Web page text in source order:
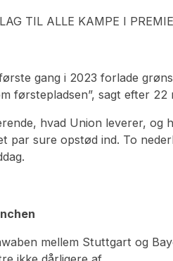
TIL ALLE KAMPE I
gang i 2023 forlade
førstepladsen”, sagt efter
hvad Union leverer, og
par sure opstød ind. To
mellem Stuttgart og